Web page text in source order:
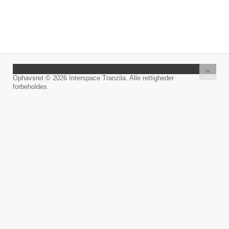
Ophavsret © 2026 Interspace Tranzila. Alle rettigheder
forbeholdes.